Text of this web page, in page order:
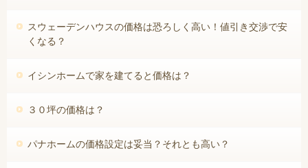
スウェーデンハウスの価格は恐ろしく高い！値引き交渉で安
くなる？
イシンホームで家を建てると価格は？
３０坪の価格は？
パナホームの価格設定は妥当？それとも高い？